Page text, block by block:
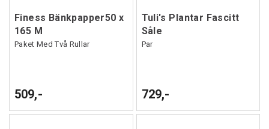
Finess Bänkpapper50 x
165 M
Paket Med Två Rullar
509,-
Tuli's Plantar Fascitt
Såle
Par
729,-